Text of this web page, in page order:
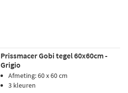
Prissmacer Gobi tegel 60x60cm -
Grigio
Afmeting: 60 x 60 cm
3 kleuren